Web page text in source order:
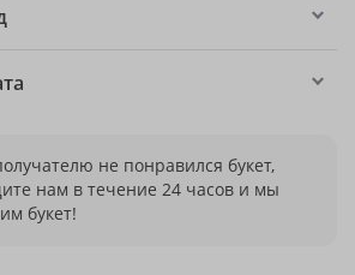
не понравился букет,
нам в течение 24 часов и мы
букет!